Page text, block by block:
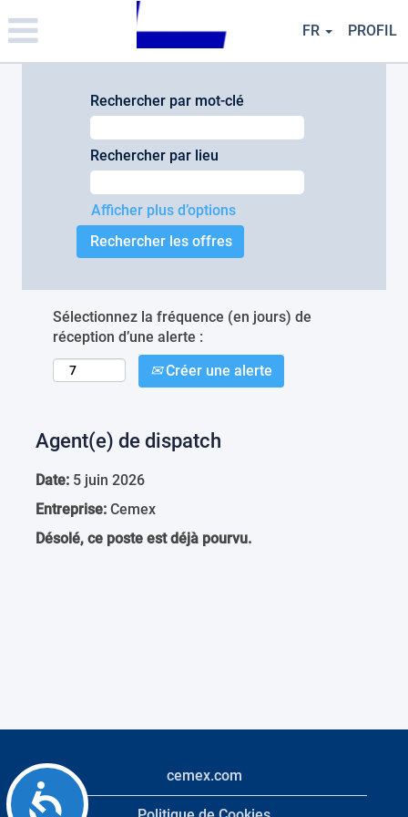
note:
This
website
Accessibility
FR PROFIL
Rechercher par mot-clé
Rechercher par lieu
Afficher plus d’options
Sélectionnez la fréquence (en jours) de
réception d’une alerte :
Créer une alerte
Agent(e) de dispatch
Date: 5 juin 2026
Entreprise: Cemex
Désolé, ce poste est déjà pourvu.
cemex.com